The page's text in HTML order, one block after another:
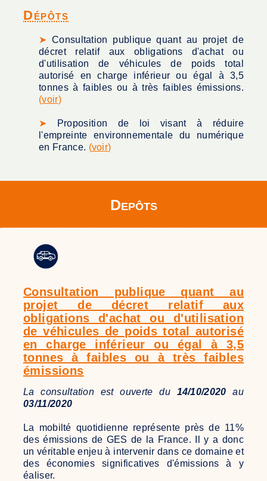
Dépôts
➤ Consultation publique quant au projet de
décret relatif aux obligations d'achat ou
d'utilisation de véhicules de poids total
autorisé en charge inférieur ou égal à 3,5
tonnes à faibles ou à très faibles émissions.
(voir)
➤
Proposition de loi visant à réduire
l'empreinte environnementale du numérique
en France. (voir)
Depôts
Consultation publique quant au
projet de décret relatif aux
obligations d'achat ou d'utilisation
de véhicules de poids total autorisé
en charge inférieur ou égal à 3,5
tonnes à faibles ou à très faibles
émissions
La consultation est ouverte du 14/10/2020 au
03/11/2020
La mobilté quotidienne représente près de 11%
des émissions de GES de la France. Il y a donc
un véritable enjeu à intervenir dans ce domaine et
des économies significatives d'émissions à y
éaliser.